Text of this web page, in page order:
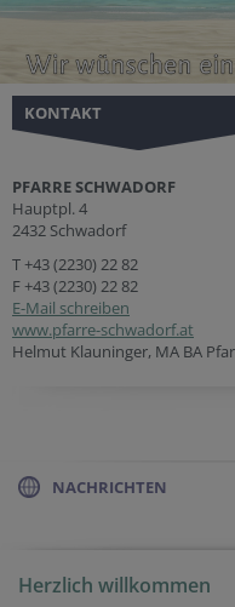
KONTAKT
PFARRE SCHWADORF
Hauptpl. 4
2432 Schwadorf
T+43 (2230) 22 82
F +43 (2230) 22 82
E-Mail schreiben
www.pfarre-schwadorf.at
Helmut Klauninger, MA BA
NACHRICHTEN
Herzlich willkommen